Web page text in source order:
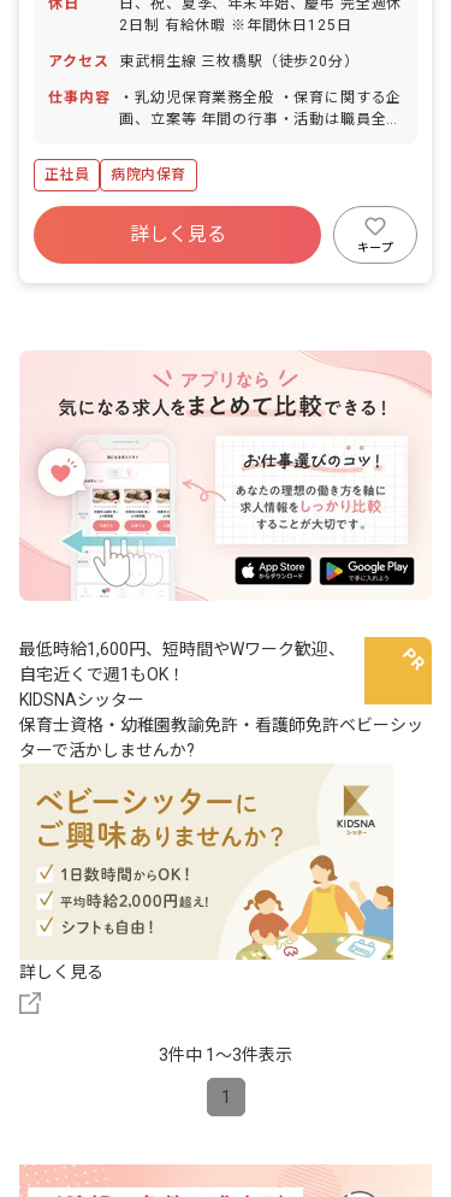
2日制 有給休暇 ※年間休日125日
アクセス 東武桐生線 三枚橋駅（徒歩20分）
仕事内容
・乳幼児保育業務全般 ・保育に関する企
画、立案等 年間の行事・活動は職員全員
層：0～5歳児 ■書類作成ツール導入：あ
り ■保護者との連絡アプリ導入：あり
正社員 病院内保育
詳しく見る
キープ
最低時給1,600円、短時間やWワーク歓迎、
自宅近くで週1もOK！
KIDSNAシッター
保育士資格・幼稚園教諭免許・看護師免許ベビーシッ
ターで活かしませんか?
詳しく見る
3件中 1〜3件表示
1